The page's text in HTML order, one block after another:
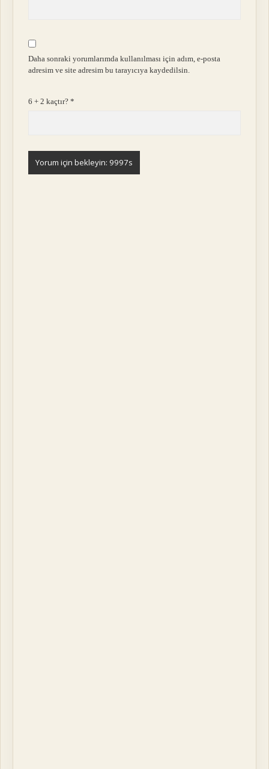
Daha sonraki yorumlarımda kullanılması için adım, e-posta
adresim ve site adresim bu tarayıcıya kaydedilsin.
6 + 2 kaçtır?*